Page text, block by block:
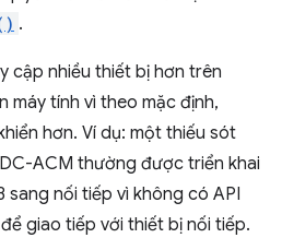
.
cập nhiều thiết bị hơn trên
máy tính vì theo mặc định,
hơn. Ví dụ: một thiếu sót
ACM thường được triển khai
sang nối tiếp vì không có API
giao tiếp với thiết bị nối tiếp.